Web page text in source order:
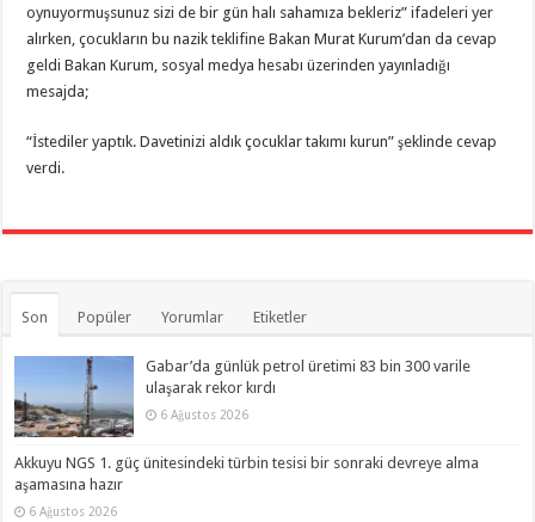
oynuyormuşsunuz sizi de bir gün halı sahamıza bekleriz” ifadeleri yer
alırken, çocukların bu nazik teklifine Bakan Murat Kurum’dan da cevap
geldi Bakan Kurum, sosyal medya hesabı üzerinden yayınladığı
mesajda;
“İstediler yaptık. Davetinizi aldık çocuklar takımı kurun” şeklinde cevap
verdi.
Son Popüler Yorumlar Etiketler
Gabar’da günlük petrol üretimi 83 bin 300 varile
ulaşarak rekor kırdı
6 Ağustos 2026
Akkuyu NGS 1. güç ünitesindeki türbin tesisi bir sonraki devreye alma
aşamasına hazır
6 Ağustos 2026